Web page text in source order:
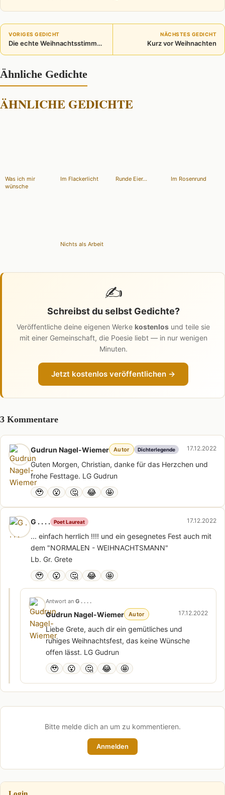
VORIGES GEDICHT
Die echte Weihnachtsstimmung
NÄCHSTES GEDICHT
Kurz vor Weihnachten
Ähnliche Gedichte
ÄHNLICHE GEDICHTE
Was ich mir
wünsche
Im Flackerlicht Runde Eier... Im Rosenrund
Nichts als Arbeit
✍️
Schreibst du selbst Gedichte?
Veröffentliche deine eigenen Werke kostenlos und teile sie
mit einer Gemeinschaft, die Poesie liebt — in nur wenigen
Minuten.
Jetzt kostenlos veröffentlichen →
3 Kommentare
Gudrun Nagel-Wiemer Autor Dichterlegende 17.12.2022
Guten Morgen, Christian, danke für das Herzchen und
frohe Festtage. LG Gudrun
🥹 😮 🤔 😂 🤩
G . . . . Poet Laureat 17.12.2022
... einfach herrlich !!!! und ein gesegnetes Fest auch mit
dem "NORMALEN - WEIHNACHTSMANN"
Lb. Gr. Grete
🥹 😮 🤔 😂 🤩
Antwort an G . . . .
Gudrun Nagel-Wiemer Autor 17.12.2022
Liebe Grete, auch dir ein gemütliches und
ruhiges Weihnachtsfest, das keine Wünsche
offen lässt. LG Gudrun
🥹 😮 🤔 😂 🤩
Bitte melde dich an um zu kommentieren.
Anmelden